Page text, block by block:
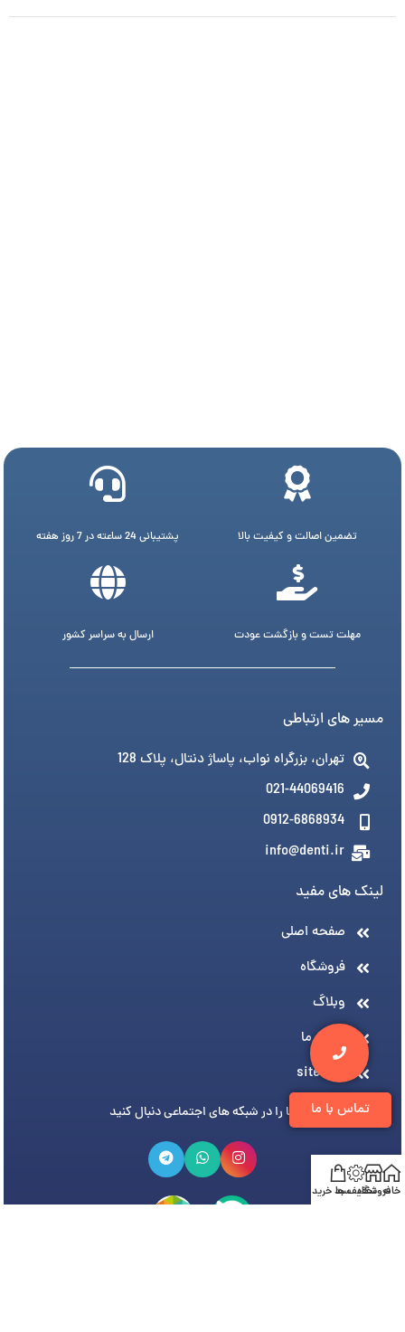
تماس با ما
تضمین اصالت و کیفیت بالا پشتیبانی 24 ساعته در 7 روز هفته
مهلت تست و بازگشت عودت ارسال به سراسر کشور
مسیر های ارتباطی
تهران، بزرگراه نواب، پاساژ دنتال، پلاک 128
021-44069416
0912-6868934
info@denti.ir
لینک های مفید
صفحه اصلی
فروشگاه
وبلاگ
درباره ما
sitemap
ما را در شبکه های اجتماعی دنبال کنید
خانهفروشگاه
تخفیف هاسبد خرید